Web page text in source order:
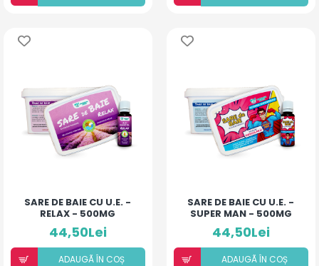
SARE DE BAIE CU U.E. -
RELAX - 500MG
44,50Lei
ADAUGÃ ÎN COȘ
SARE DE BAIE CU U.E. -
SUPER MAN - 500MG
44,50Lei
ADAUGÃ ÎN COȘ